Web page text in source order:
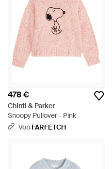
478 €
Chinti & Parker
Snoopy Pullover - Pink
Von FARFETCH